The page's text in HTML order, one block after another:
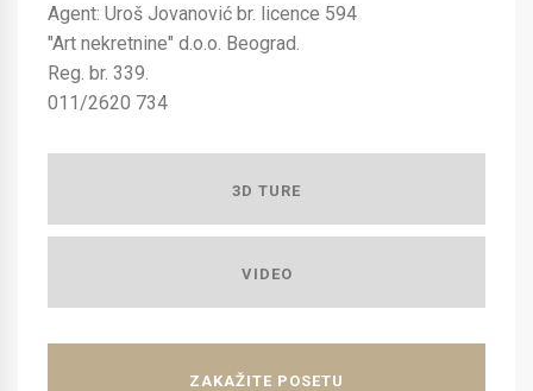
Agent: Uroš Jovanović br. licence 594
"Art nekretnine" d.o.o. Beograd.
Reg. br. 339.
011/2620 734
3D TURE
VIDEO
ZAKAŽITE POSETU